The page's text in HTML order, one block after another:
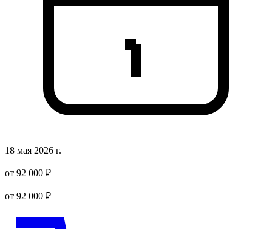
18 мая 2026 г.
от 92 000 ₽
от 92 000 ₽